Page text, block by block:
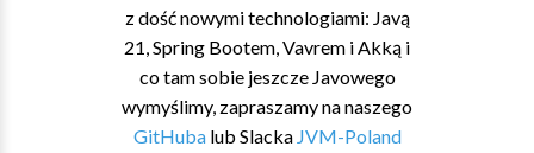
z dość nowymi technologiami: Javą
21, Spring Bootem, Vavrem i Akką i
co tam sobie jeszcze Javowego
wymyślimy, zapraszamy na naszego
GitHubalub Slacka JVM-Poland